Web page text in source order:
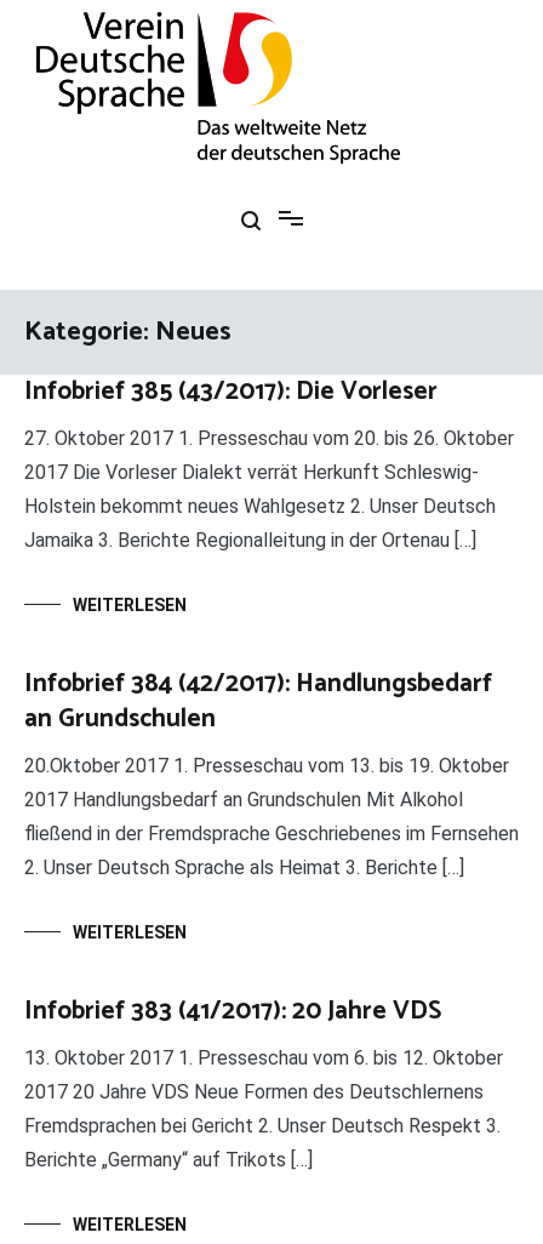
springen
Kategorie: Neues
Infobrief 385 (43/2017): Die Vorleser
27. Oktober 2017 1. Presseschau vom 20. bis 26. Oktober
2017 Die Vorleser Dialekt verrät Herkunft Schleswig-
Holstein bekommt neues Wahlgesetz 2. Unser Deutsch
Jamaika 3. Berichte Regionalleitung in der Ortenau […]
WEITERLESEN
Infobrief 384 (42/2017): Handlungsbedarf
an Grundschulen
20.Oktober 2017 1. Presseschau vom 13. bis 19. Oktober
2017 Handlungsbedarf an Grundschulen Mit Alkohol
fließend in der Fremdsprache Geschriebenes im Fernsehen
2. Unser Deutsch Sprache als Heimat 3. Berichte […]
WEITERLESEN
Infobrief 383 (41/2017): 20 Jahre VDS
13. Oktober 2017 1. Presseschau vom 6. bis 12. Oktober
2017 20 Jahre VDS Neue Formen des Deutschlernens
Fremdsprachen bei Gericht 2. Unser Deutsch Respekt 3.
Berichte „Germany“ auf Trikots […]
WEITERLESEN